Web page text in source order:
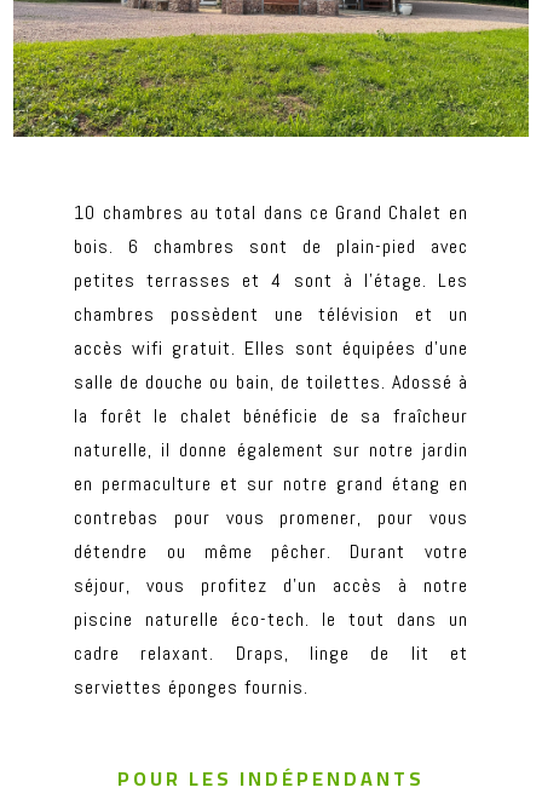
10 chambres au total dans ce Grand Chalet en
bois. 6 chambres sont de plain-pied avec
petites terrasses et 4 sont à l’étage. Les
chambres possèdent une télévision et un
accès wifi gratuit. Elles sont équipées d’une
salle de douche ou bain, de toilettes. Adossé à
la forêt le chalet bénéficie de sa fraîcheur
naturelle, il donne également sur notre jardin
en permaculture et sur notre grand étang en
contrebas pour vous promener, pour vous
détendre ou même pêcher. Durant votre
séjour, vous profitez d’un accès à notre
piscine naturelle éco-tech. le tout dans un
cadre relaxant. Draps, linge de lit et
serviettes éponges fournis.
POUR LES INDÉPENDANTS